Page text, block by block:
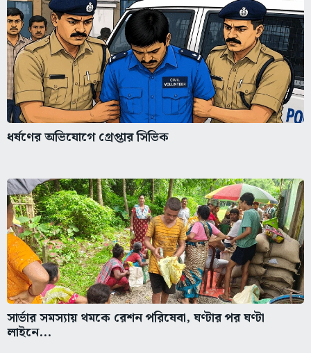
ধর্ষণের অভিযোগে গ্রেপ্তার সিভিক
সার্ভার সমস্যায় থমকে রেশন পরিষেবা, ঘণ্টার পর ঘণ্টা
লাইনে...